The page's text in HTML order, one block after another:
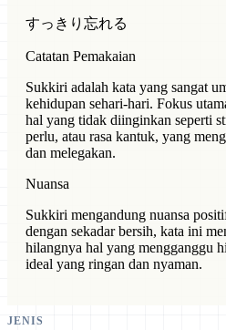
すっきり忘れる
Catatan Pemakaian
Sukkiri adalah kata yang sangat
kehidupan sehari-hari. Fokus
hal yang tidak diinginkan seperti
perlu, atau rasa kantuk, yang
dan melegakan.
Nuansa
Sukkiri mengandung nuansa
dengan sekadar bersih, kata ini
hilangnya hal yang mengganggu
ideal yang ringan dan nyaman.
JENIS